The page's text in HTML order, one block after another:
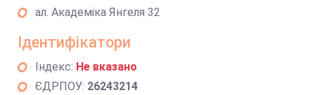
ал. Академіка Янгеля 32
Ідентифікатори
Індекс: Не вказано
ЄДРПОУ: 26243214